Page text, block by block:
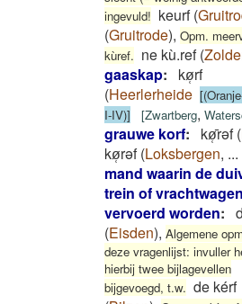
ingevuld! keurf(
(Gruitrode), Opm.
kùref. ne kù.ref(
gaaskap:
kø̜rf
(Heerlerheide
I-IV)]
[Zwartberg,
grauwe korf: kø̜̄rǝf(
kø̜rǝf(Loksbergen, ...
mand waarin de
trein of vrachtwagen
vervoerd worden:
(Eisden), Algemene
deze vragenlijst: invuller
hierbij twee bijlagevellen
bijgevoegd, t.w. de kérf